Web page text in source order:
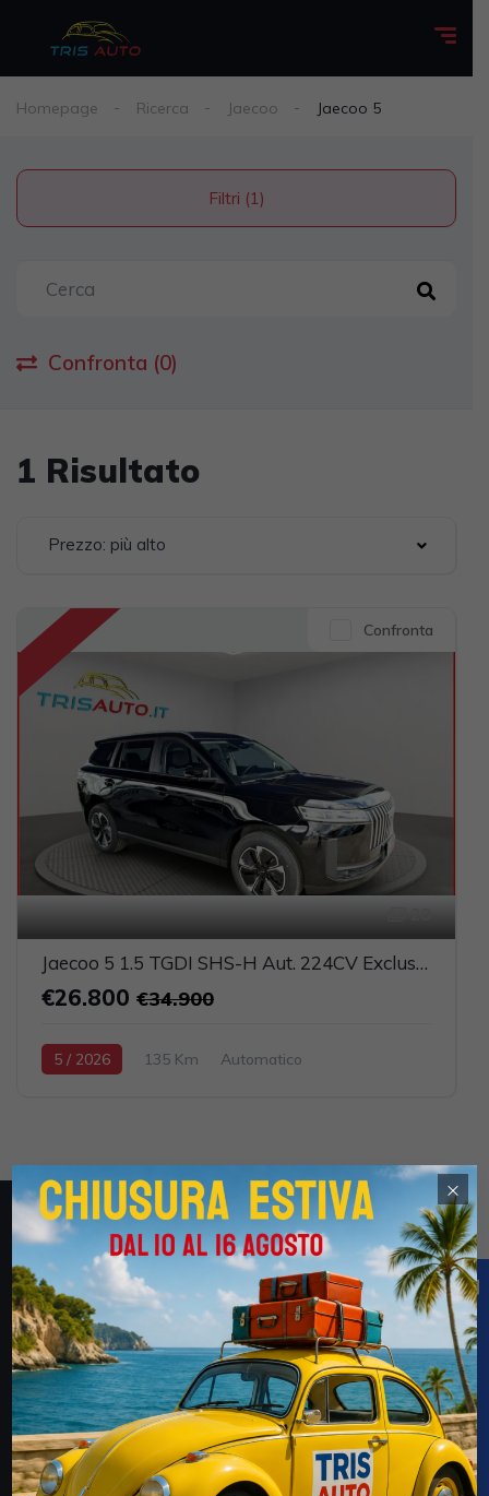
Homepage Ricerca Jaecoo Jaecoo 5
Filtri (1)
Confronta (0)
1 Risultato
Prezzo: più alto
Confronta
Jaecoo 5 1.5 TGDI SHS-H Aut. 224CV Exclusive (TETTO PANORAMICO+PELLE)
€26.800 €34.900
5 / 2026 135 Km
Automatico
Obblighi informativi per le erogazioni pubbliche: gli aiuti
di Stato e gli aiuti de minimis ricevuti dalla Tris Auto S.r.l.
(CF 02694170735) e della Tris Auto km. Zero S.r.l.
(03052600735) sono contenuti nel Registro nazionale
degli aiuti di Stato di cui all’art. 52 della L. 234/2012 a
cui si rinvia e consultabili al seguente link
https://www.rna.gov.it/RegistroNazionaleTrasparenza/
×